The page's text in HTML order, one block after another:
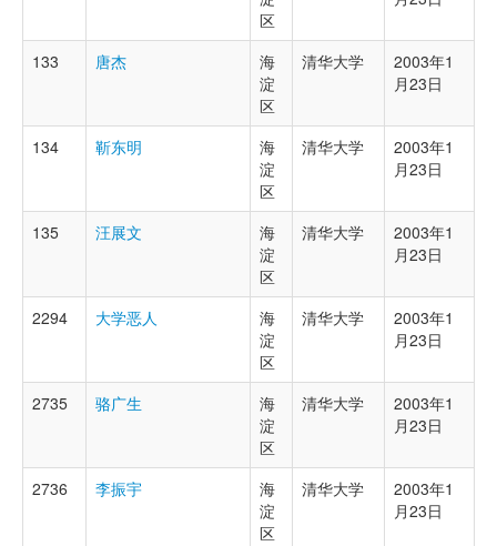
区
133 唐杰
海
淀
区
清华大学
2003年1
月23日
134 靳东明
海
淀
区
清华大学
2003年1
月23日
135 汪展文
海
淀
区
清华大学
2003年1
月23日
2294 大学恶人
海
淀
区
清华大学
2003年1
月23日
2735 骆广生
海
淀
区
清华大学
2003年1
月23日
2736 李振宇
海
淀
区
清华大学
2003年1
月23日